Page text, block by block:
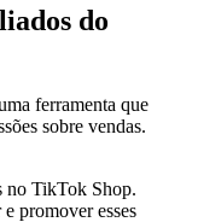
do
ferramenta que
sobre vendas.
no TikTok Shop.
promover esses